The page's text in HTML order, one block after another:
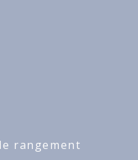
rangement